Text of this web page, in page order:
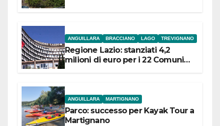
ANGUILLARA BRACCIANO LAGO TREVIGNANO
Regione Lazio: stanziati 4,2
milioni di euro per i 22 Comuni
ANGUILLARA MARTIGNANO
Parco: successo per Kayak Tour a
Martignano